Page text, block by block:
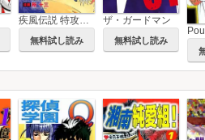
疾風伝説 特攻の拓 外伝 ～Early Day’s～
無料試し読み
ザ・ガードマン
無料試し読み